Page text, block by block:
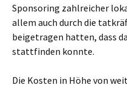
Sponsoring zahlreicher
allem auch durch die
beigetragen hatten, dass
stattfinden konnte.
Die Kosten in Höhe von